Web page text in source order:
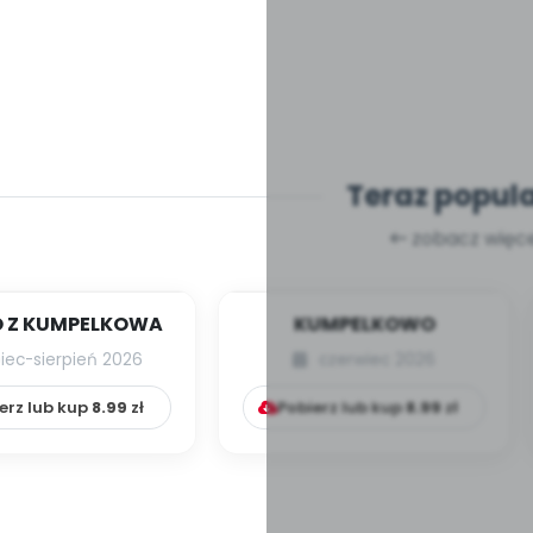
Teraz
zobacz
Z KUMPELKOWA
sierpień 2026
lub kup 8.99 zł
KUMPELKOWO
Pobierz lub kup8.99zł